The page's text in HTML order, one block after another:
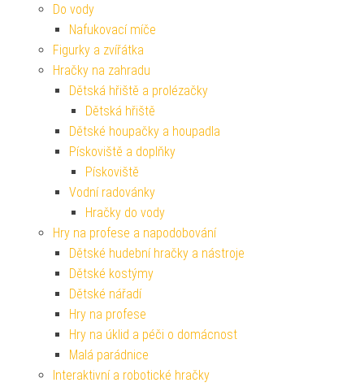
Do vody
Nafukovací míče
Figurky a zvířátka
Hračky na zahradu
Dětská hřiště a prolézačky
Dětská hřiště
Dětské houpačky a houpadla
Pískoviště a doplňky
Pískoviště
Vodní radovánky
Hračky do vody
Hry na profese a napodobování
Dětské hudební hračky a nástroje
Dětské kostýmy
Dětské nářadí
Hry na profese
Hry na úklid a péči o domácnost
Malá parádnice
Interaktivní a robotické hračky